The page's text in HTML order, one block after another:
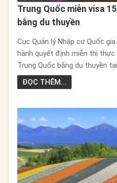
Trung Quốc miễn visa
bằng du thuyền
Cục Quản lý Nhập cư Quốc
hành quyết định miễn thị
Trung Quốc bằng du thuyền
ĐỌC THÊM...